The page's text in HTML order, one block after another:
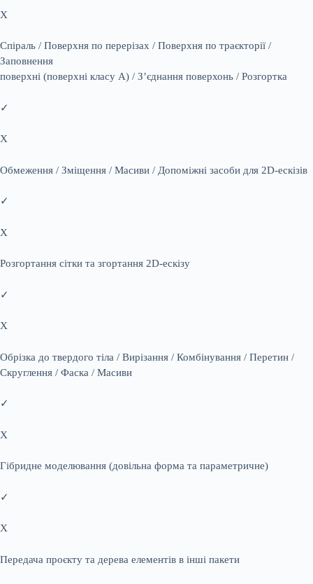
X
Спіраль / Поверхня по перерізах / Поверхня по траєкторії /
Заповнення
поверхні (поверхні класу А) / З’єднання поверхонь / Розгортка
✓
X
Обмеження / Зміщення / Масиви / Допоміжні засоби для 2D-ескізів
✓
X
Розгортання сітки та згортання 2D-ескізу
✓
X
Обрізка до твердого тіла / Вирізання / Комбінування / Перетин /
Скруглення / Фаска / Масиви
✓
X
Гібридне моделювання (довільна форма та параметричне)
✓
X
Передача проєкту та дерева елементів в інші пакети